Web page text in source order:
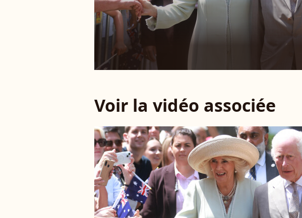
Voir la vidéo associée